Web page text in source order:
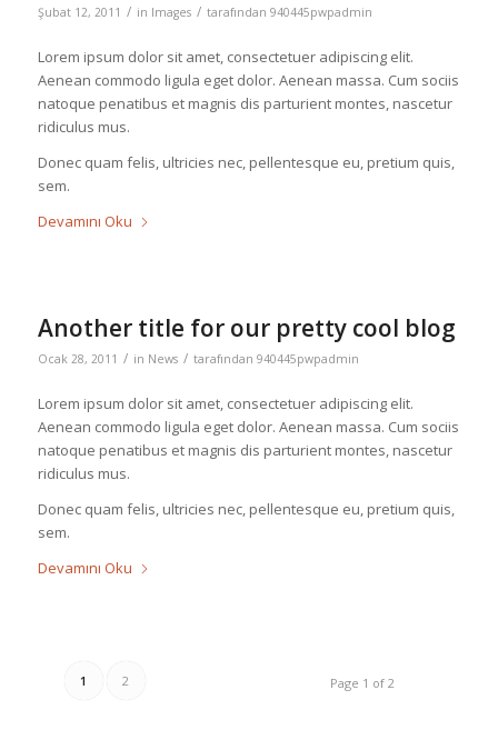
Şubat 12, 2011 / in Images / tarafından 940445pwpadmin
Lorem ipsum dolor sit amet, consectetuer adipiscing elit.
Aenean commodo ligula eget dolor. Aenean massa. Cum sociis
natoque penatibus et magnis dis parturient montes, nascetur
ridiculus mus.
Donec quam felis, ultricies nec, pellentesque eu, pretium quis,
sem.
Devamını Oku
Another title for our pretty cool blog
Ocak 28, 2011 / in News / tarafından 940445pwpadmin
Lorem ipsum dolor sit amet, consectetuer adipiscing elit.
Aenean commodo ligula eget dolor. Aenean massa. Cum sociis
natoque penatibus et magnis dis parturient montes, nascetur
ridiculus mus.
Donec quam felis, ultricies nec, pellentesque eu, pretium quis,
sem.
Devamını Oku
Page 1 of 2
1 2